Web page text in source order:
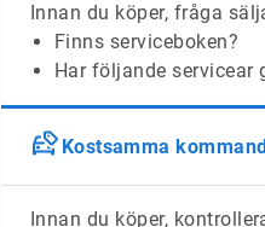
Innan du köper, fråga
Finns serviceboken?
Har följande servicear
Kostsamma
Innan du köper,